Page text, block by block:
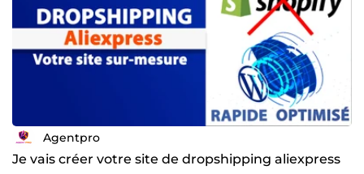
Agentpro
Je vais créer votre site de dropshipping aliexpress